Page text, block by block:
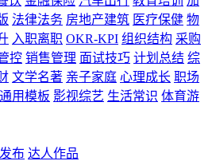
法律法务 房地产建筑 医疗保健 物
入职离职 OKR-KPI 组织结构 采购
控 销售管理 面试技巧 计划总结 综
文学名著 亲子家庭 心理成长 职场
通用模板 影视综艺 生活常识 体育游
布 达人作品